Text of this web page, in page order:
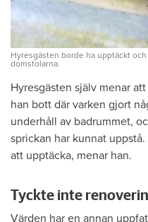
Hyresgästen borde ha upptäckt
domstolarna.
Hyresgästen själv menar
han bott där varken gjort
underhåll av badrummet,
sprickan har kunnat
att upptäcka, menar han.
Tyckte inte
Värden har en annan